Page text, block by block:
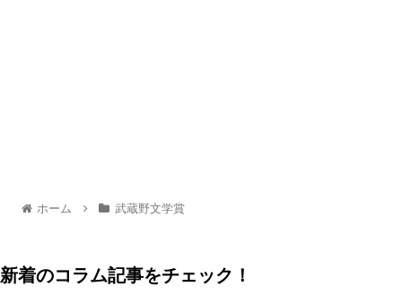
ホーム 武蔵野文学賞
新着のコラム記事をチェック！